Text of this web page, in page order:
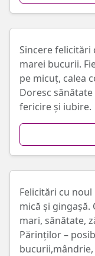
Sincere felicitări
marei bucurii.
pe micuț, calea
Doresc
fericire și iubire.
Felicitări cu
mică și gingașă.
mari, sănătate,
Părinților –